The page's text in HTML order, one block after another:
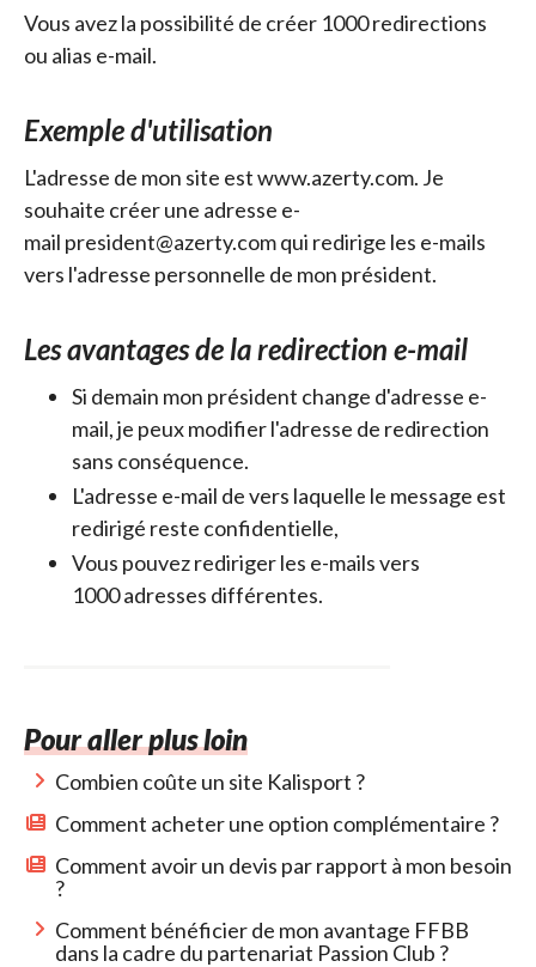
Vous avez la possibilité de créer 1000 redirections
ou alias e-mail.
Exemple d'utilisation
L'adresse de mon site est www.azerty.com. Je
souhaite créer une adresse e-
mail president@azerty.com qui redirige les e-mails
vers l'adresse personnelle de mon président.
Les avantages de la redirection e-mail
Si demain mon président change d'adresse e-
mail, je peux modifier l'adresse de redirection
sans conséquence.
L'adresse e-mail de vers laquelle le message est
redirigé reste confidentielle,
Vous pouvez rediriger les e-mails vers
1000 adresses différentes.
Pour aller plus loin
Combien coûte un site Kalisport ?
Comment acheter une option complémentaire ?
Comment avoir un devis par rapport à mon besoin
?
Comment bénéficier de mon avantage FFBB
dans la cadre du partenariat Passion Club ?